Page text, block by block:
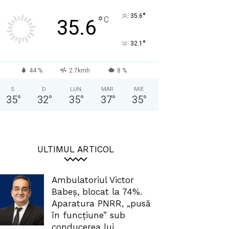
35.6°C 35.6°
32.1 °
44 % 2.7kmh 8 %
S
35°
D
32°
LUN
35°
MAR
37°
MIE
35°
ULTIMUL ARTICOL
Ambulatoriul Victor
Babeș, blocat la 74%.
Aparatura PNRR, „pusă
în funcțiune” sub
conducerea lui...